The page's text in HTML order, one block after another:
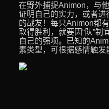
在野外捕捉Animon，与
证明自己的实力，或者
的战友！每只Animon都
取得胜利，就要因“队”制
自己的强项。已知的
素类型，可根据感情触发